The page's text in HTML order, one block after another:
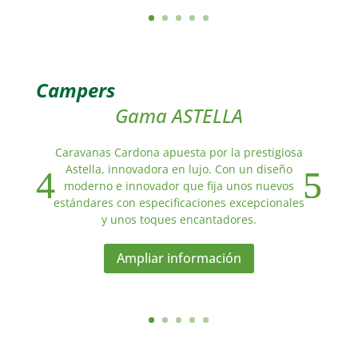
Campers
Gama ASTELLA
Caravanas Cardona apuesta por la prestigiosa
Astella, innovadora en lujo. Con un diseño
moderno e innovador que fija unos nuevos
estándares con especificaciones excepcionales
y unos toques encantadores.
Ampliar información